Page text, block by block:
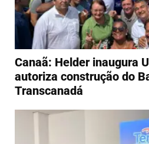
Canaã: Helder inaugura
autoriza construção do
Transcanadá